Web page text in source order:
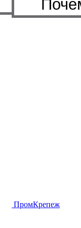
ПромКрепеж